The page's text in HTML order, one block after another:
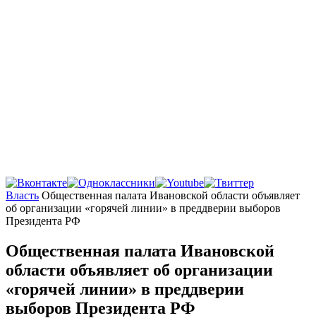
Главная
Власть Общественная палата Ивановской области объявляет
об организации «горячей линии» в преддверии выборов
Президента РФ
Общественная палата Ивановской
области объявляет об организации
«горячей линии» в преддверии
выборов Президента РФ